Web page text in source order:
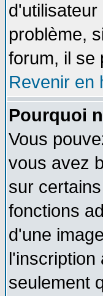
problème,
forum, il se
Revenir en
Pourquoi
Vous
vous avez
sur
fonctions
d'une
l'inscription
seulement